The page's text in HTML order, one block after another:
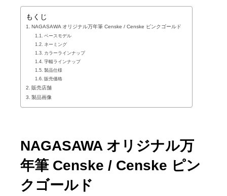
もくじ
NAGASAWA オリジナル万年筆 Censke / Censke ピンクゴールド
ベースモデル
ネーミング
カラーラインナップ
字幅ラインナップ
製品仕様
販売価格
販売店舗
製品画像
NAGASAWA オリジナル万
年筆 Censke / Censke ピン
クゴールド